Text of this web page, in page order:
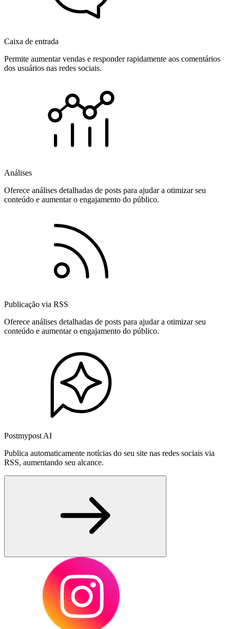
Caixa de entrada
Permite aumentar vendas e responder rapidamente aos comentários
dos usuários nas redes sociais.
Análises
Oferece análises detalhadas de posts para ajudar a otimizar seu
conteúdo e aumentar o engajamento do público.
Publicação via RSS
Oferece análises detalhadas de posts para ajudar a otimizar seu
conteúdo e aumentar o engajamento do público.
Postmypost AI
Publica automaticamente notícias do seu site nas redes sociais via
RSS, aumentando seu alcance.